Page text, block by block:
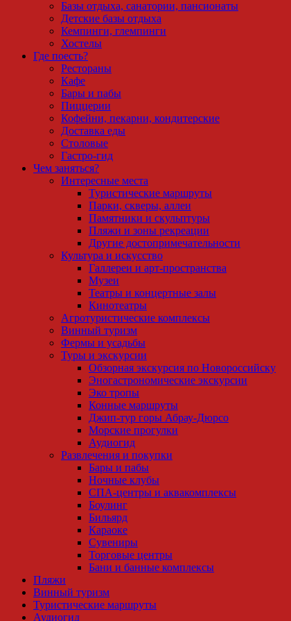
Базы отдыха, санатории, пансионаты
Детские базы отдыха
Кемпинги, глемпинги
Хостелы
Где поесть?
Рестораны
Кафе
Бары и пабы
Пиццерии
Кофейни, пекарни, кондитерские
Доставка еды
Столовые
Гастро-гид
Чем заняться?
Интересные места
Туристические маршруты
Парки, скверы, аллеи
Памятники и скульптуры
Пляжи и зоны рекреации
Другие достопримечательности
Культура и искусство
Галлереи и арт-пространства
Музеи
Театры и концертные залы
Кинотеатры
Агротуристические комплексы
Винный туризм
Фермы и усадьбы
Туры и экскурсии
Обзорная экскурсия по Новороссийску
Эногастрономические экскурсии
Эко тропы
Конные маршруты
Джип-тур горы Абрау-Дюрсо
Морские прогулки
Аудиогид
Развлечения и покупки
Бары и пабы
Ночные клубы
СПА-центры и аквакомплексы
Боулинг
Бильярд
Караоке
Сувениры
Торговые центры
Бани и банные комплексы
Пляжи
Винный туризм
Туристические маршруты
Аудиогид